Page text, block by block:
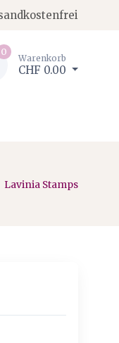
0
Warenkorb
CHF 0.00
Lavinia Stamps